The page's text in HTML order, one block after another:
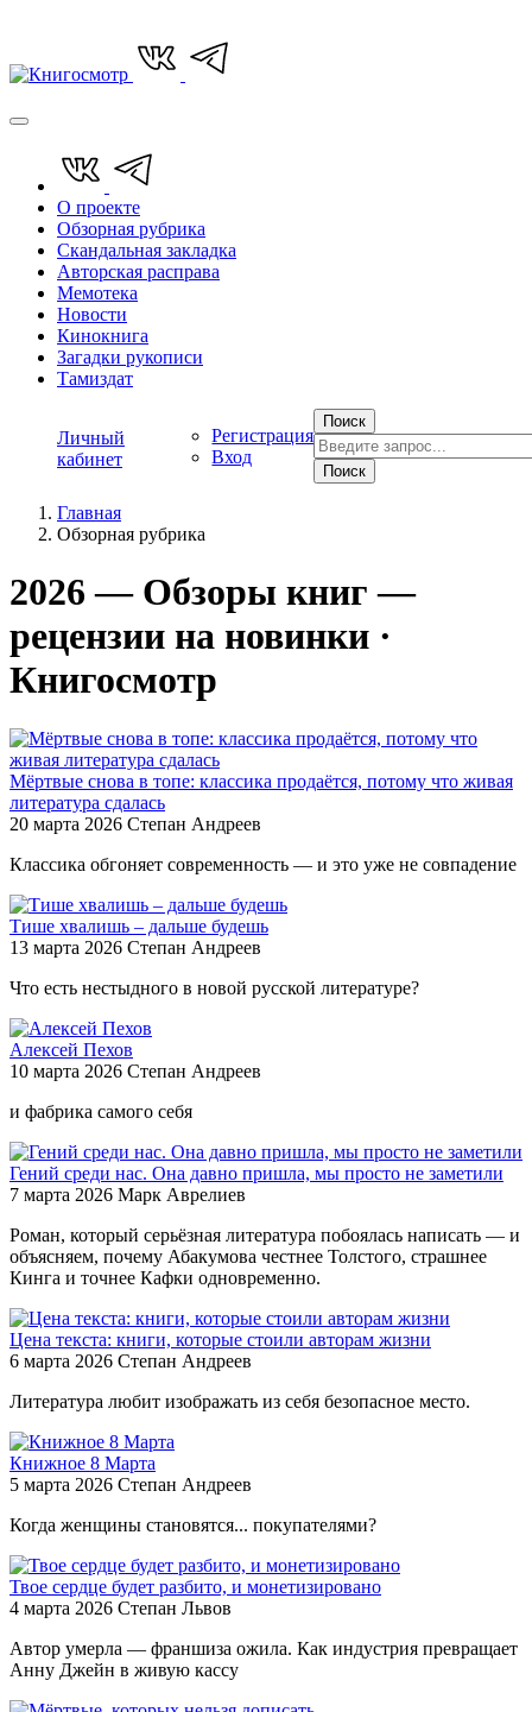
О проекте
Обзорная рубрика
Скандальная закладка
Авторская расправа
Мемотека
Новости
Кинокнига
Загадки рукописи
Тамиздат
Личный
кабинет
Регистрация
Вход
Поиск
Поиск
Главная
Обзорная рубрика
2026 — Обзоры книг —
рецензии на новинки ·
Книгосмотр
Мёртвые снова в топе: классика продаётся, потому что живая
литература сдалась
20 марта 2026 Степан Андреев
Классика обгоняет современность — и это уже не совпадение
Тише хвалишь – дальше будешь
13 марта 2026 Степан Андреев
Что есть нестыдного в новой русской литературе?
Алексей Пехов
10 марта 2026 Степан Андреев
и фабрика самого себя
Гений среди нас. Она давно пришла, мы просто не заметили
7 марта 2026 Марк Аврелиев
Роман, который серьёзная литература побоялась написать — и
объясняем, почему Абакумова честнее Толстого, страшнее
Кинга и точнее Кафки одновременно.
Цена текста: книги, которые стоили авторам жизни
6 марта 2026 Степан Андреев
Литература любит изображать из себя безопасное место.
Книжное 8 Марта
5 марта 2026 Степан Андреев
Когда женщины становятся... покупателями?
Твое сердце будет разбито, и монетизировано
4 марта 2026 Степан Львов
Автор умерла — франшиза ожила. Как индустрия превращает
Анну Джейн в живую кассу